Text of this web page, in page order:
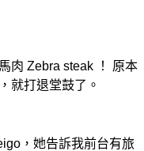
肉 Zebra steak ！ 原本
就打退堂鼓了。
，她告訴我前台有旅